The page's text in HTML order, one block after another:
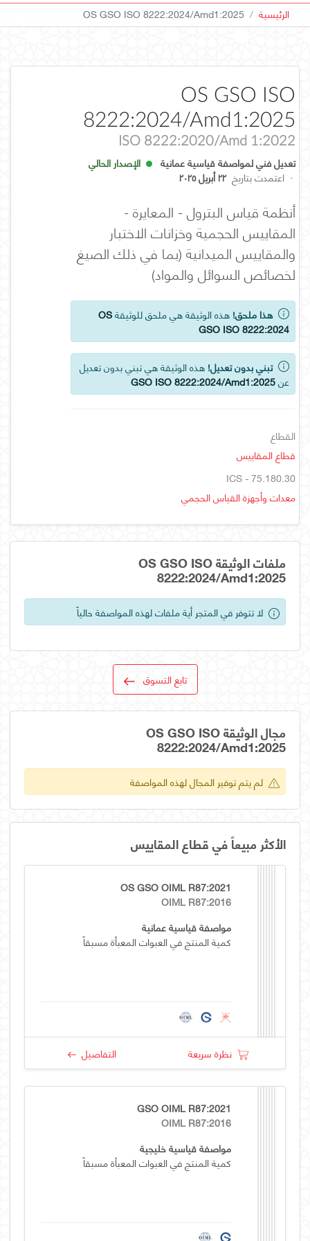
الرئيسية OS GSO ISO 8222:2024/Amd1:2025
OS GSO ISO
8222:2024/Amd1:2025
ISO 8222:2020/Amd 1:2022
تعديل فني لمواصفة قياسية عمانية
الإصدار الحالي
· اعتمدت بتاريخ ٢٢ أبريل ٢٠٢٥
أنظمة قياس البترول - المعايرة -
المقاييس الحجمية وخزانات الاختبار
والمقاييس الميدانية (بما في ذلك الصيغ
لخصائص السوائل والمواد)
هذا ملحق! هذه الوثيقة هي ملحق للوثيقةOS
GSO ISO 8222:2024
تبني بدون تعديل! هذه الوثيقة هي تبني بدون تعديل
عنGSO ISO 8222:2024/Amd1:2025
القطاع
قطاع المقاييس
ICS - 75.180.30
معدات وأجهزة القياس الحجمي
ملفات الوثيقة OS GSO ISO
8222:2024/Amd1:2025
لا تتوفر في المتجر أية ملفات لهذه المواصفة حالياً
تابع التسوق
مجال الوثيقة OS GSO ISO
8222:2024/Amd1:2025
لم يتم توفير المجال لهذه المواصفة
الأكثر مبيعاً في قطاع المقاييس
OS GSO OIML R87:2021
OIML R87:2016
مواصفة قياسية عمانية
كمية المنتج في العبوات المعبأة مسبقاً
نظرة سريعة التفاصيل
GSO OIML R87:2021
OIML R87:2016
مواصفة قياسية خليجية
كمية المنتج في العبوات المعبأة مسبقاً